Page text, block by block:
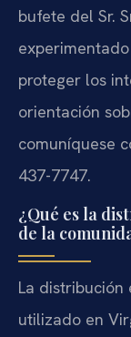
bufete del Sr.
proteger los
orientación
comuníquese
437-7747.
¿Qué es la
de la
La
utilizado en